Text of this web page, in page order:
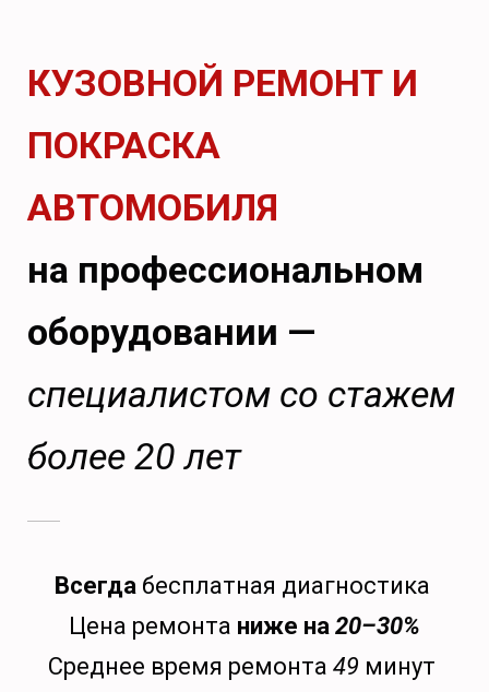
КУЗОВНОЙ РЕМОНТ И
ПОКРАСКА
АВТОМОБИЛЯ
на профессиональном
оборудовании —
специалистом со стажем
более 20 лет
Всегдабесплатная диагностика
Цена ремонта ниже на 20–30%
Среднее время ремонта 49 минут